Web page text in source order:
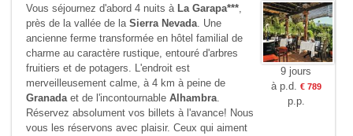
Vous séjournez d'abord 4 nuits à La Garapa***,
près de la vallée de laSierra Nevada. Une
ancienne ferme transformée en hôtel familial de
charme au caractère rustique, entouré d'arbres
fruitiers et de potagers. L'endroit est
merveilleusement calme, à 4 km à peine de
Granadaet de l'incontournableAlhambra.
Réservez absolument vos billets à l'avance! Nous
vous les réservons avec plaisir. Ceux qui aiment
9 jours
à p.d.
€ 789
p.p.